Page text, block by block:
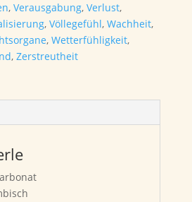
, Verausgabung, Verlust,
, Völlegefühl, Wachheit,
, Wetterfühligkeit,
, Zerstreutheit